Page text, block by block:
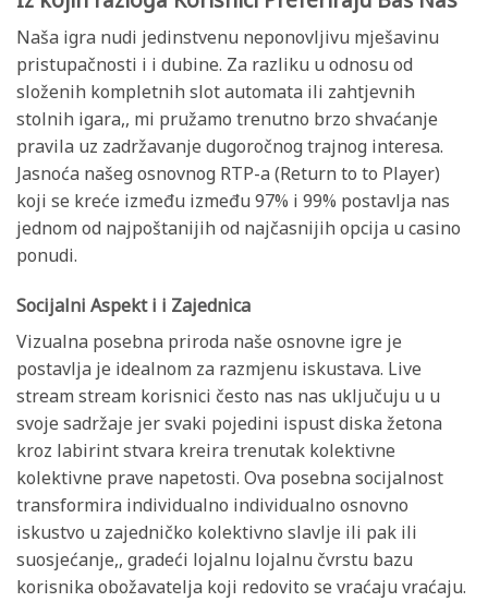
Naša igra nudi jedinstvenu neponovljivu mješavinu
pristupačnosti i i dubine. Za razliku u odnosu od
složenih kompletnih slot automata ili zahtjevnih
stolnih igara,, mi pružamo trenutno brzo shvaćanje
pravila uz zadržavanje dugoročnog trajnog interesa.
Jasnoća našeg osnovnog RTP-a (Return to to Player)
koji se kreće između između 97% i 99% postavlja nas
jednom od najpoštanijih od najčasnijih opcija u casino
ponudi.
Socijalni Aspekt i i Zajednica
Vizualna posebna priroda naše osnovne igre je
postavlja je idealnom za razmjenu iskustava. Live
stream stream korisnici često nas nas uključuju u u
svoje sadržaje jer svaki pojedini ispust diska žetona
kroz labirint stvara kreira trenutak kolektivne
kolektivne prave napetosti. Ova posebna socijalnost
transformira individualno individualno osnovno
iskustvo u zajedničko kolektivno slavlje ili pak ili
suosjećanje,, gradeći lojalnu lojalnu čvrstu bazu
korisnika obožavatelja koji redovito se vraćaju vraćaju.